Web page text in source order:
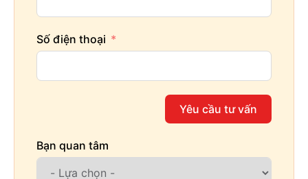
Số điện thoại
Yêu cầu tư vấn
Bạn quan tâm